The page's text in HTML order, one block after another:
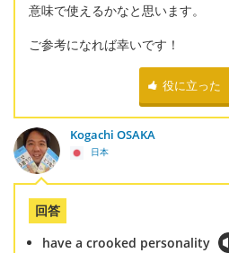
意味で使えるかなと思います。
ご参考になれば幸いです！
役に立った
Kogachi OSAKA
日本
回答
have a crooked personality